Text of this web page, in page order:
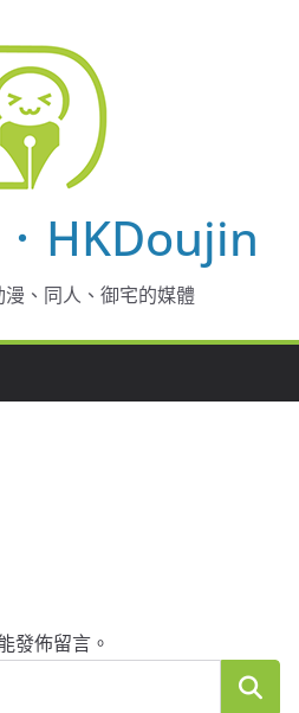
HKDoujin
、同人、御宅的媒體
發佈留言。